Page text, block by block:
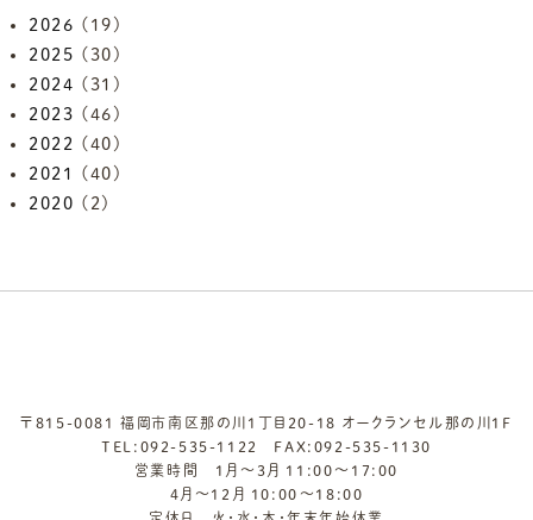
2026 (19)
2025 (30)
2024 (31)
2023 (46)
2022
(40)
2021
(40)
2020 (2)
〒815-0081 福岡市南区那の川1丁目20-18 オークランセル那の川1F
TEL: 092-535-1122
FAX:092-535-1130
営業時間 1月～3月 11:00～17:00
4月～12月 10:00～18:00